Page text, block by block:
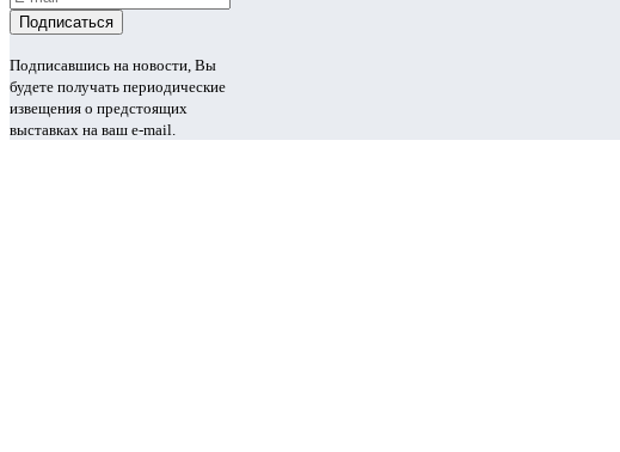
Подписавшись на новости, Вы
будете получать периодические
извещения о предстоящих
выставках на ваш e-mail.